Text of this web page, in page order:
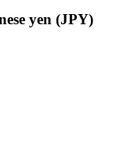
yen (JPY)